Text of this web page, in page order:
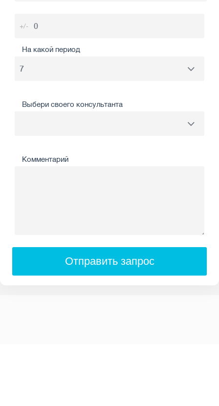
+/-
На какой период
Выбери своего консультанта
Комментарий
Отправить запрос